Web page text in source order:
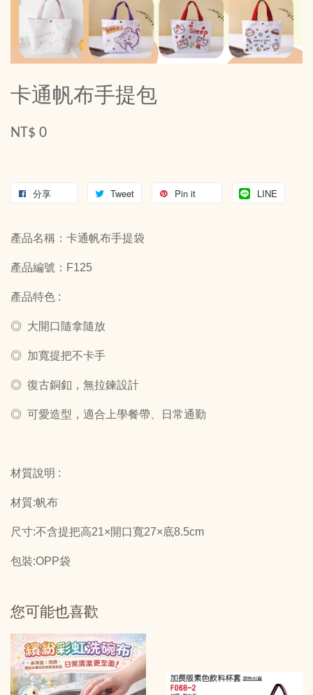
卡通帆布手提包
NT$ 0
分享 Tweet Pin it LINE
產品名稱：卡通帆布手提袋
產品編號：F125
產品特色 :
◎ 大開口隨拿隨放
◎ 加寬提把不卡手
◎ 復古銅釦，無拉鍊設計
◎ 可愛造型，適合上學餐帶、日常通勤
材質說明 :
材質:帆布
尺寸:不含提把高21×開口寬27×底8.5cm
包裝:OPP袋
您可能也喜歡